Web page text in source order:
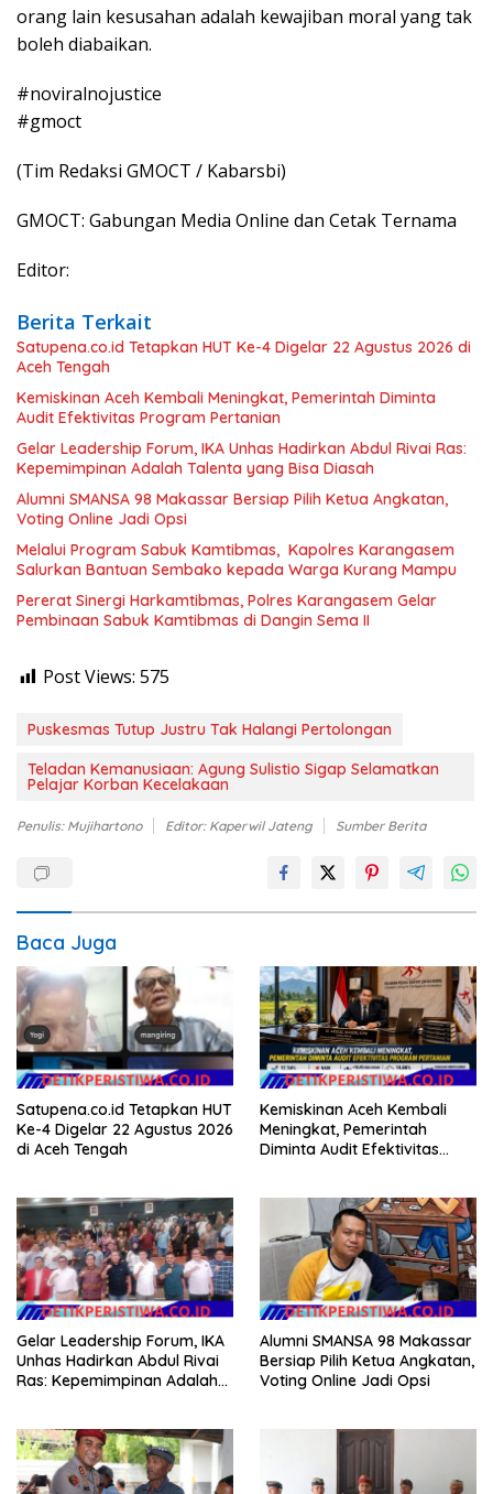
orang lain kesusahan adalah kewajiban moral yang tak
boleh diabaikan.
#noviralnojustice
#gmoct
(Tim Redaksi GMOCT / Kabarsbi)
GMOCT: Gabungan Media Online dan Cetak Ternama
Editor:
Berita Terkait
Satupena.co.id Tetapkan HUT Ke-4 Digelar 22 Agustus 2026 di
Aceh Tengah
Kemiskinan Aceh Kembali Meningkat, Pemerintah Diminta
Audit Efektivitas Program Pertanian
Gelar Leadership Forum, IKA Unhas Hadirkan Abdul Rivai Ras:
Kepemimpinan Adalah Talenta yang Bisa Diasah
Alumni SMANSA 98 Makassar Bersiap Pilih Ketua Angkatan,
Voting Online Jadi Opsi
Melalui Program Sabuk Kamtibmas, Kapolres Karangasem
Salurkan Bantuan Sembako kepada Warga Kurang Mampu
Pererat Sinergi Harkamtibmas, Polres Karangasem Gelar
Pembinaan Sabuk Kamtibmas di Dangin Sema II
Post Views: 575
Puskesmas Tutup Justru Tak Halangi Pertolongan
Teladan Kemanusiaan: Agung Sulistio Sigap Selamatkan
Pelajar Korban Kecelakaan
Penulis: Mujihartono Editor: Kaperwil Jateng Sumber Berita
Baca Juga
Satupena.co.id Tetapkan HUT
Ke-4 Digelar 22 Agustus 2026
di Aceh Tengah
Kemiskinan Aceh Kembali
Meningkat, Pemerintah
Diminta Audit Efektivitas
Gelar Leadership Forum, IKA
Unhas Hadirkan Abdul Rivai
Ras: Kepemimpinan Adalah
Alumni SMANSA 98 Makassar
Bersiap Pilih Ketua Angkatan,
Voting Online Jadi Opsi